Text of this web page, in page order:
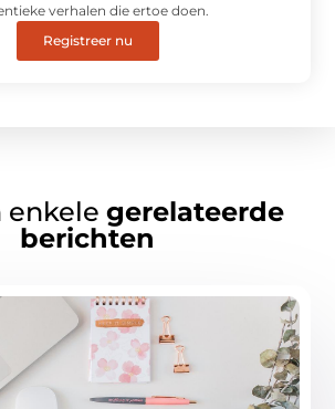
verhalen die ertoe doen.
Registreer nu
enkele gerelateerde
berichten